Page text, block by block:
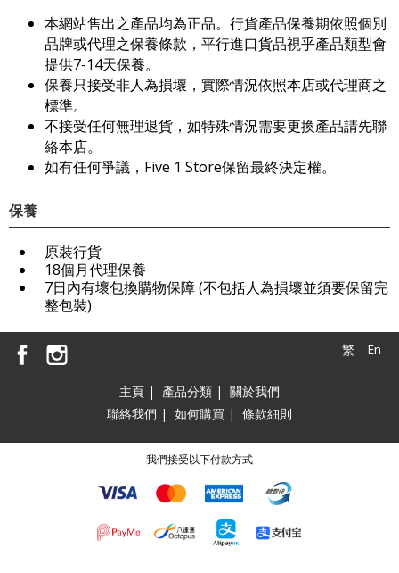
本網站售出之產品均為正品。行貨產品保養期依照個別
品牌或代理之保養條款，平行進口貨品視乎產品類型會
提供7-14天保養。
保養只接受非人為損壞，實際情況依照本店或代理商之
標準。
不接受任何無理退貨，如特殊情況需要更換產品請先聯
絡本店。
如有任何爭議，Five 1 Store保留最終決定權。
保養
原裝行貨
18個月代理保養
7日內有壞包換購物保障 (不包括人為損壞並須要保留完
整包裝)
繁 En
主頁 | 產品分類 | 關於我們
聯絡我們 | 如何購買 | 條款細則
我們接受以下付款方式